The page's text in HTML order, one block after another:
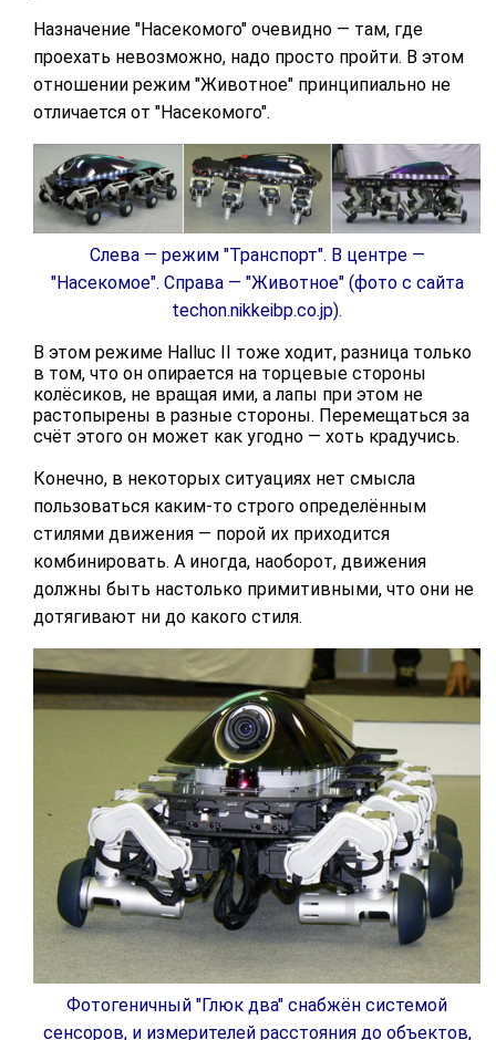
Назначение "Насекомого" очевидно — там, где
проехать невозможно, надо просто пройти. В этом
отношении режим "Животное" принципиально не
отличается от "Насекомого".
Слева — режим "Транспорт". В центре —
"Насекомое". Справа — "Животное" (фото с сайта
techon.nikkeibp.co.jp).
В этом режиме Halluc II тоже ходит, разница только
в том, что он опирается на торцевые стороны
колёсиков, не вращая ими, а лапы при этом не
растопырены в разные стороны. Перемещаться за
счёт этого он может как угодно — хоть крадучись.
Конечно, в некоторых ситуациях нет смысла
пользоваться каким-то строго определённым
стилями движения — порой их приходится
комбинировать. А иногда, наоборот, движения
должны быть настолько примитивными, что они не
дотягивают ни до какого стиля.
Фотогеничный "Глюк два" снабжён системой
сенсоров, и измерителей расстояния до объектов,